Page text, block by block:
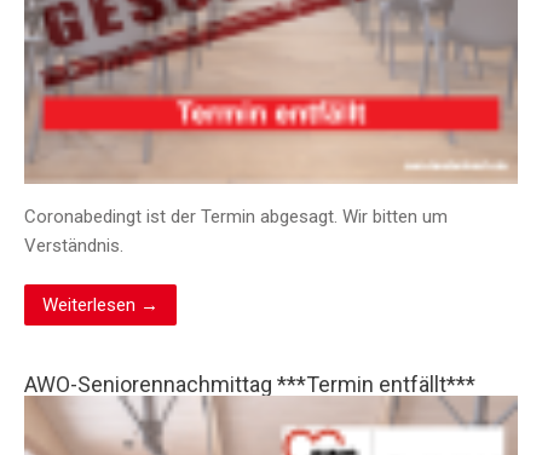
Coronabedingt ist der Termin abgesagt. Wir bitten um
Verständnis.
Weiterlesen →
AWO-Seniorennachmittag ***Termin entfällt***